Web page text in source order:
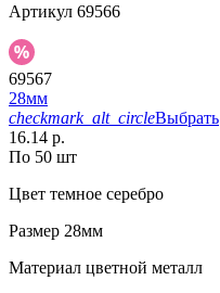
Артикул 69566
69567
28мм
checkmark_alt_circleВыбрать
16.14 р.
По 50 шт
Цвет темное серебро
Размер 28мм
Материал цветной металл